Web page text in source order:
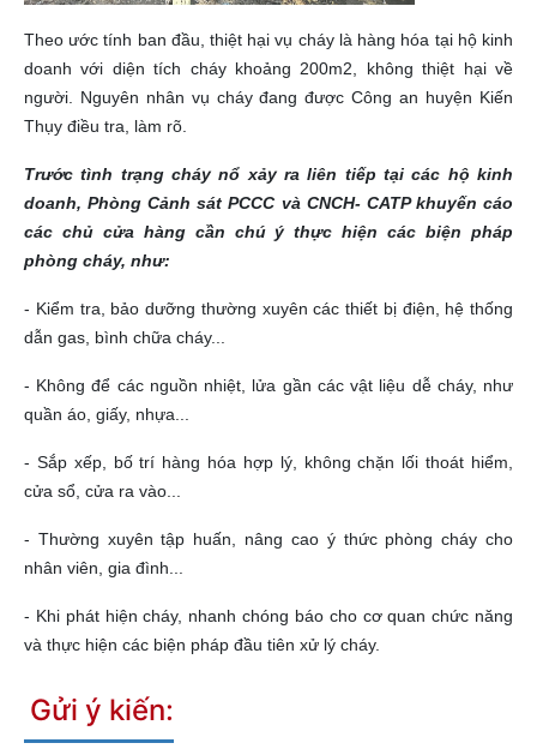
Theo ước tính ban đầu, thiệt hại vụ cháy là hàng hóa tại hộ kinh
doanh với diện tích cháy khoảng 200m2, không thiệt hại về
người. Nguyên nhân vụ cháy đang được Công an huyện Kiến
Thụy điều tra, làm rõ.
Trước tình trạng cháy nổ xảy ra liên tiếp tại các hộ kinh
doanh, Phòng Cảnh sát PCCC và CNCH- CATP khuyến cáo
các chủ cửa hàng cần chú ý thực hiện các biện pháp
phòng cháy, như:
- Kiểm tra, bảo dưỡng thường xuyên các thiết bị điện, hệ thống
dẫn gas, bình chữa cháy...
- Không để các nguồn nhiệt, lửa gần các vật liệu dễ cháy, như
quần áo, giấy, nhựa...
- Sắp xếp, bố trí hàng hóa hợp lý, không chặn lối thoát hiểm,
cửa sổ, cửa ra vào...
- Thường xuyên tập huấn, nâng cao ý thức phòng cháy cho
nhân viên, gia đình...
- Khi phát hiện cháy, nhanh chóng báo cho cơ quan chức năng
và thực hiện các biện pháp đầu tiên xử lý cháy.
Gửi ý kiến: